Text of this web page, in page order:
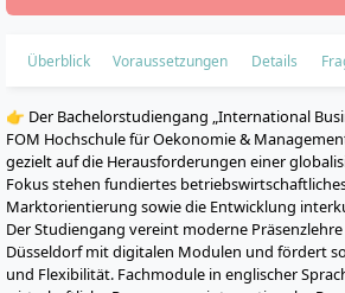
Überblick Voraussetzungen Details
👉 Der Bachelorstudiengang „International
FOM Hochschule für Oekonomie &
gezielt auf die Herausforderungen einer
Fokus stehen fundiertes
Marktorientierung sowie die Entwicklung
Der Studiengang vereint moderne
Düsseldorf mit digitalen Modulen und fördert
und Flexibilität. Fachmodule in englischer